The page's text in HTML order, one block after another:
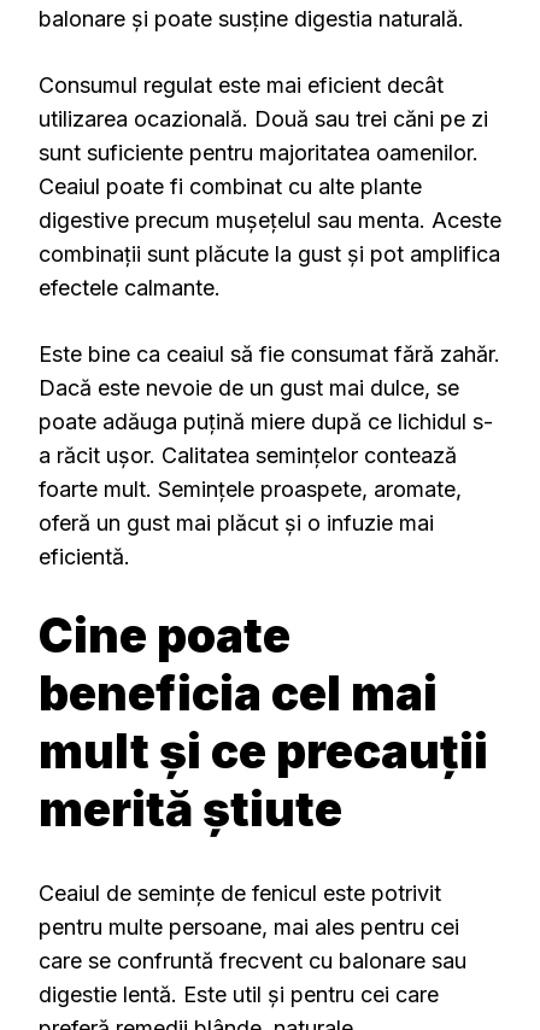
balonare și poate susține digestia naturală.
Consumul regulat este mai eficient decât
utilizarea ocazională. Două sau trei căni pe zi
sunt suficiente pentru majoritatea oamenilor.
Ceaiul poate fi combinat cu alte plante
digestive precum mușețelul sau menta. Aceste
combinații sunt plăcute la gust și pot amplifica
efectele calmante.
Este bine ca ceaiul să fie consumat fără zahăr.
Dacă este nevoie de un gust mai dulce, se
poate adăuga puțină miere după ce lichidul s-
a răcit ușor. Calitatea semințelor contează
foarte mult. Semințele proaspete, aromate,
oferă un gust mai plăcut și o infuzie mai
eficientă.
Cine poate
beneficia cel mai
mult și ce precauții
merită știute
Ceaiul de semințe de fenicul este potrivit
pentru multe persoane, mai ales pentru cei
care se confruntă frecvent cu balonare sau
digestie lentă. Este util și pentru cei care